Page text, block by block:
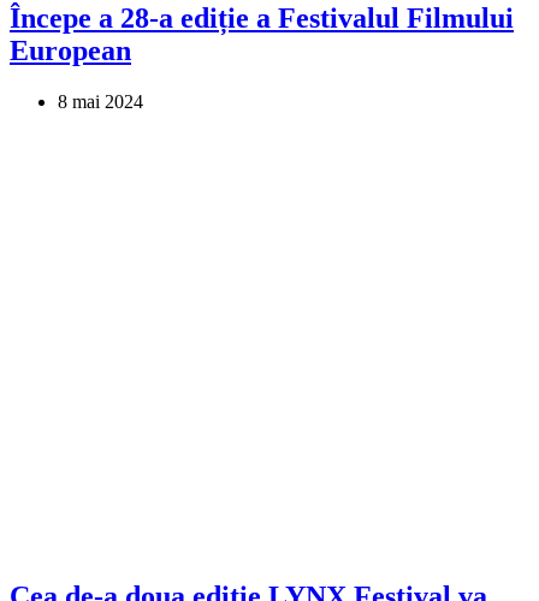
Începe a 28-a ediție a Festivalul Filmului
European
8 mai 2024